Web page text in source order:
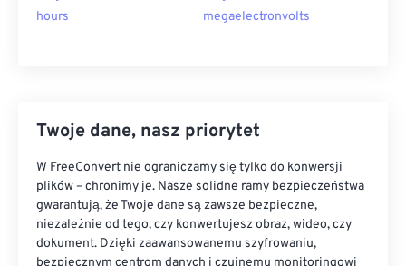
hours
megaelectronvolts
Twoje dane, nasz priorytet
W FreeConvert nie ograniczamy się tylko do konwersji
plików – chronimy je. Nasze solidne ramy bezpieczeństwa
gwarantują, że Twoje dane są zawsze bezpieczne,
niezależnie od tego, czy konwertujesz obraz, wideo, czy
dokument. Dzięki zaawansowanemu szyfrowaniu,
bezpiecznym centrom danych i czujnemu monitoringowi